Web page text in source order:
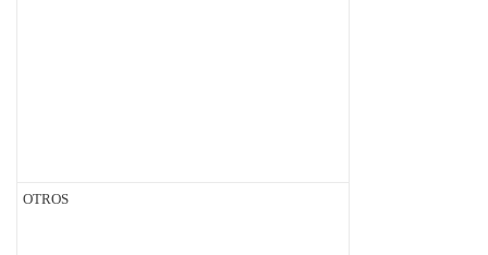
OTROS